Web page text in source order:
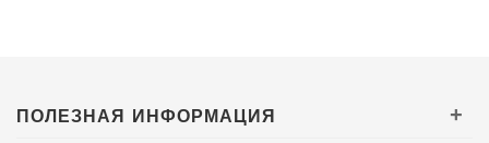
ПОЛЕЗНАЯ ИНФОРМАЦИЯ +